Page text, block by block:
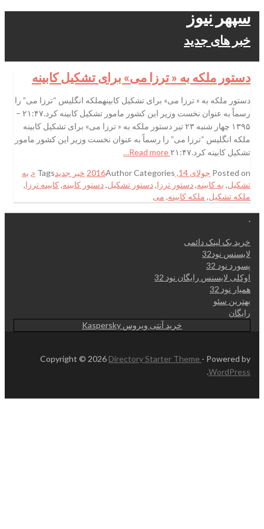
سپهر نیوز
خبر های جدید
دستور ملکه به « ترزا می» برای تشکیل کابینه
دستور ملکه به « ترزا می» برای تشکیل کابینهملکه انگلیس “ترزا می” را
رسماً به عنوان نخست وزیر این کشور مامور تشکیل کابینه کرد.۲۱:۴۷ –
۱۳۹۵ چهار شنبه ۲۳ تیر دستور ملکه به « ترزا می» برای تشکیل کابینه
ملکه انگلیس “ترزا می” را رسماً به عنوان نخست وزیر این کشور مامور
تشکیل کابینه کرد.۲۱:۴۷
Posted on جولای 14, 2016 AuthorCategories خبر جدیدTags
«
, به
تشکیل, به کابینه,دستور ترزا,دستور تشکیل,دستور کابینه,کابینه ترزا,
ملکه تشکیل, ملکه کابینه, می
.
خرید بک لینک دائمی
لایسنس نود32
پسورد نود 32
اوکلی لایسنس رایگان نود 32
همیار نود 32
بهترین سئو
رایگان
خرید آنتی ویروس Kaspersky
Copyright © 2026 Directory Starter Theme - Powered by
WordPress
.